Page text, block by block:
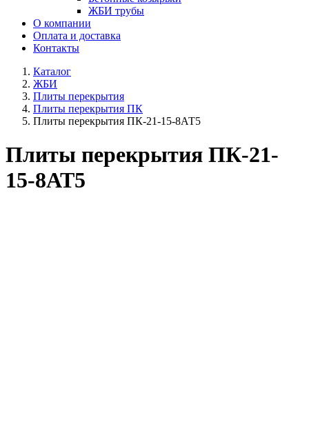
ЖБИ трубы
О компании
Оплата и доставка
Контакты
Каталог
ЖБИ
Плиты перекрытия
Плиты перекрытия ПК
Плиты перекрытия ПК-21-15-8АТ5
Плиты перекрытия ПК-21-
15-8АТ5